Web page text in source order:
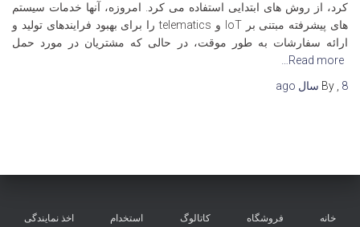
کرد، از روش های ابتدایی استفاده می کرد. امروزه، آنها خدمات سیستم
های پیشرفته مبتنی بر IoT و telematics را برای بهبود فرایندهای تولید و
ارائه سفارشات به طور موقت، در حالی که مشتریان در مورد حمل
Read more…
By
8 سال
خانه فروشگاه کاتالوگ استخدام اخذ نمایندگی